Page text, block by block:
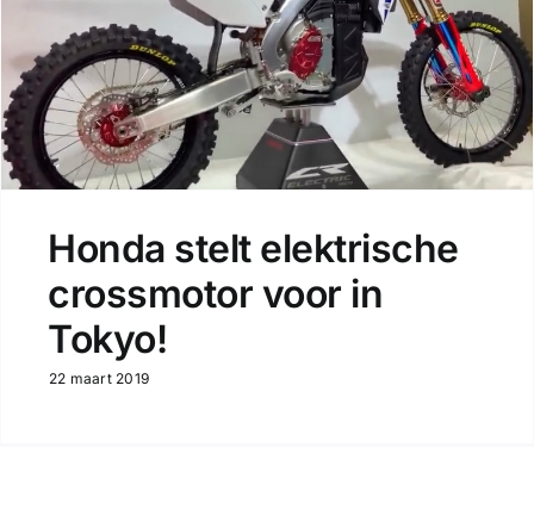
Honda stelt elektrische
crossmotor voor in
Tokyo!
22 maart 2019